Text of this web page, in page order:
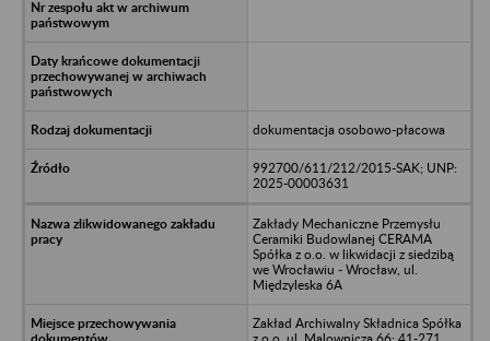
dokumentacja osobowo-płacowa
992700/611/212/2015-SAK; UNP:
2025-00003631
Zakłady Mechaniczne Przemysłu
Ceramiki Budowlanej CERAMA
Spółka z o.o. w likwidacji z siedzibą
we Wrocławiu - Wrocław, ul.
Międzyleska 6A
Zakład Archiwalny Składnica Spółka